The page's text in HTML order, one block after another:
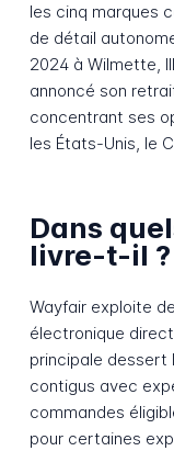
les cinq marques
de détail
2024 à Wilmette,
annoncé son
concentrant ses
les États-Unis, le
Dans
livre-t-il ?
Wayfair exploite
électronique
principale dessert
contigus avec
commandes
pour certaines